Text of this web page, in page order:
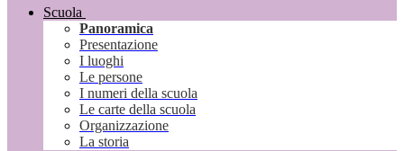
Scuola
Panoramica
Presentazione
I luoghi
Le persone
I numeri della scuola
Le carte della scuola
Organizzazione
La storia